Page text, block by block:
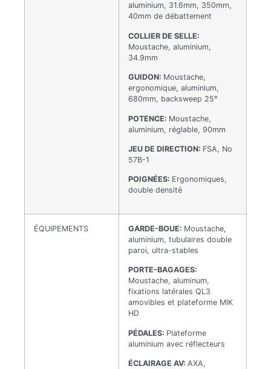
aluminium, 31.6mm, 350mm,
40mm de débattement
COLLIER DE SELLE:
Moustache, aluminium,
34.9mm
GUIDON: Moustache,
ergonomique, aluminium,
680mm, backsweep 25°
POTENCE: Moustache,
aluminium, réglable, 90mm
JEU DE DIRECTION: FSA, No
57B-1
POIGNÉES: Ergonomiques,
double densité
ÉQUIPEMENTS GARDE-BOUE: Moustache,
aluminium, tubulaires double
paroi, ultra-stables
PORTE-BAGAGES:
Moustache, aluminum,
fixations latérales QL3
amovibles et plateforme MIK
HD
PÉDALES: Plateforme
aluminium avec réflecteurs
ÉCLAIRAGE AV: AXA,